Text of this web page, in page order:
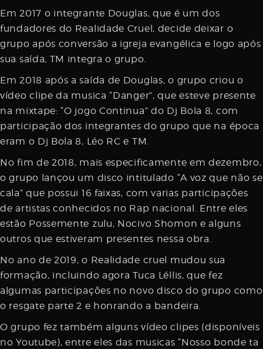
Em 2017 o integrante Douglas, que é um dos
fundadores do Realidade Cruel, decide deixar o
grupo após conversão a igreja evangélica e logo após
sua saída, TM integra o grupo.
Em 2018 após a saída de Douglas, o grupo criou o
vídeo clipe da musica “Danger”, que esteve presente
na mixtape: “O jogo Continua” do Dj Bola 8, com
participação dos integrantes do grupo que na época
eram o Dj Bola 8, Léo RC e TM.
No fim de 2018, mais especificamente em dezembro,
o grupo lançou um disco intitulado “A voz que não se
cala” que possui 16 faixas, com varias participações
de artistas conhecidos no Rap nacional. Entre eles
estão Possemente zulu, Nocivo Shomon e alguns
outros que estiveram presentes nessa obra.
No ano de 2019, o Realidade cruel mudou sua
formação, incluindo agora Tuca Léllis, que fez
algumas participações no novo disco do grupo como
o resgate parte 2 e honrando a bandeira.
O grupo fez também alguns vídeo clipes (disponíveis
no Youtube), entre eles das musicas “Nosso bonde ta